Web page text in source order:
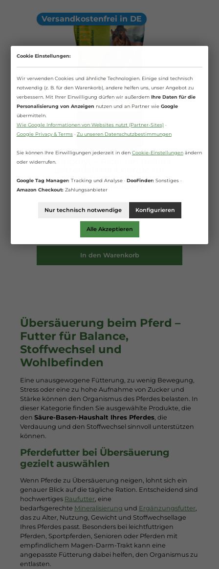
Versandkostenfrei in DE
St.Hippolyt - RiceLein Pellets -
schwerfuttrige Pferde -
unmineralisiert
25 Kilogramm(1,70 €* / 1 Kilogramm)
42,50 €*
In den Warenkorb
Übersäuerung beim Pferd –
Futter für Balance,
Stoffwechsel und
Wohlbefinden
Eine unausgewogene Fütterung, zu wenig Bewegung,
Stress oder eine zu hohe Aufnahme von Zucker und
Stärke können den Organismus des Pferdes belasten. In
dieser Kategorie finden Sie ausgewählte Produkte, die
den Säure-Basen-Haushalt Ihres Pferdes, die
Verdauung und den Stoffwechsel sinnvoll unterstützen
können.
Pferdefutter bei Übersäuerung
gezielt auswählen
Wenn Pferde zu Übersäuerung neigen, lohnt sich ein
genauer Blick auf die tägliche Ration. Entscheidend sind
hochwertiges Raufutter , eine
bedarfsgerechte Mineralisierung und Ergänzungsfutter
das zu Alter, Nutzung, Gewicht und Stoffwechsellage
Ihres Pferdes passt. Besonders bei leichtfuttrigen
Pferden, Sportpferden, Senioren oder Pferden mit
empfindlichem Magen-Darm-Trakt kann eine
angepasste Fütterung dabei helfen, den Organismus zu
entlasten.
Cookie Einstellungen:
Wir verwenden Cookies und ähnliche Technologien. Einige sind technisch
notwendig (z. B. für den Warenkorb), andere helfen uns, unser Angebot zu
verbessern. Mit Ihrer Einwilligung dürfen wir außerdem Ihre Daten für die
Personalisierung von Anzeigen nutzen und an Partner wie Google
übermitteln.
Wie Google Informationen von Websites nutzt (Partner-Sites)·
Google Privacy & Terms· Zu unseren Datenschutzbestimmungen
Sie können Ihre Einwilligungen jederzeit in den Cookie-Einstellungenändern
oder widerrufen.
Google Tag Manager: Tracking und Analyse · DooFinder: Sonstiges ·
Amazon Checkout: Zahlungsanbieter
Nur technisch notwendige Konfigurieren
Alle Akzeptieren